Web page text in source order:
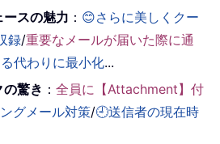
スの魅力 ： 😊さらに美しくクー
録/重要なメールが届いた際に通
代わりに最小化...
の驚き ：全員に【Attachment】付
グメール対策/🕘送信者の現在時